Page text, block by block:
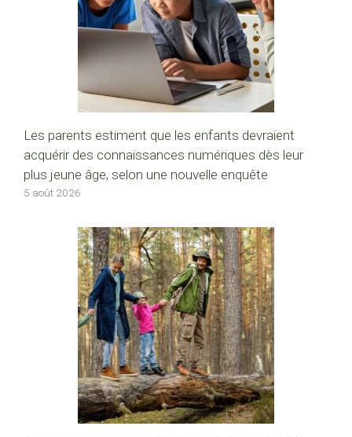
Les parents estiment que les enfants devraient
acquérir des connaissances numériques dès leur
plus jeune âge, selon une nouvelle enquête
5 août 2026